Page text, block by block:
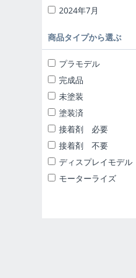
2024年7月
2024年9月
2025年10月
2025年11月
2025年12月
2025年1月
2025年2月
2025年3月
2025年4月
2025年5月
商品タイプから選ぶ
プラモデル
完成品
未塗装
塗装済
接着剤 必要
接着剤 不要
ディスプレイモデル
モーターライズ